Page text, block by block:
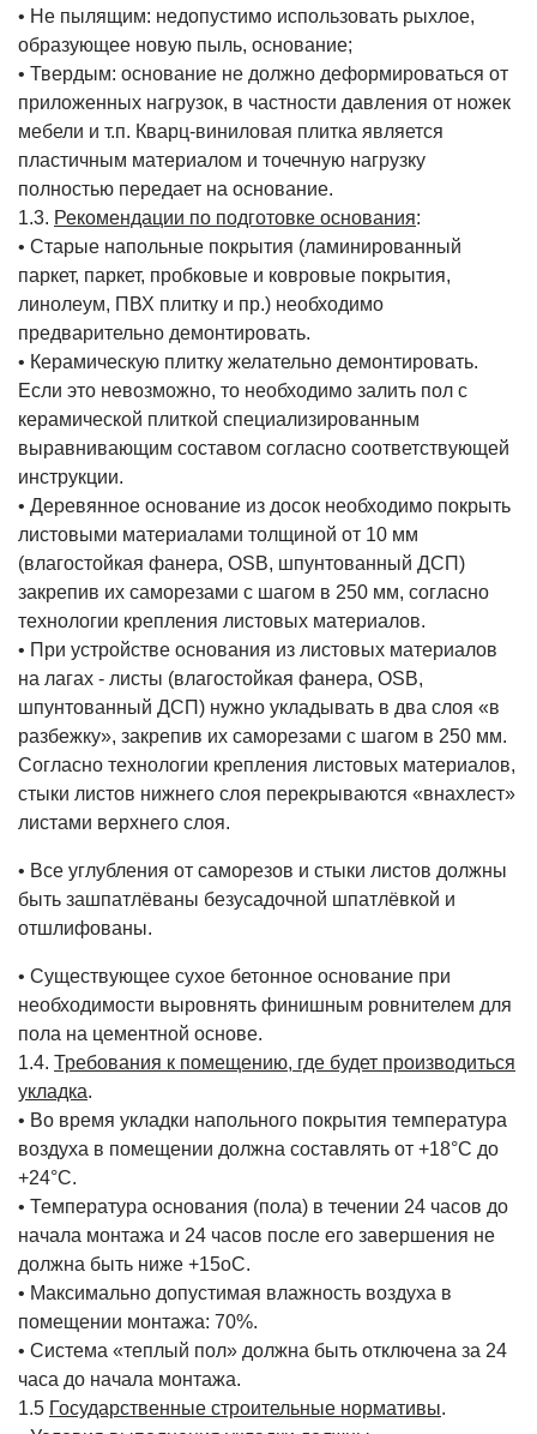
• Не пылящим: недопустимо использовать рыхлое,
образующее новую пыль, основание;
• Твердым: основание не должно деформироваться от
приложенных нагрузок, в частности давления от ножек
мебели и т.п. Кварц-виниловая плитка является
пластичным материалом и точечную нагрузку
полностью передает на основание.
1.3. Рекомендации по подготовке основания:
• Старые напольные покрытия (ламинированный
паркет, паркет, пробковые и ковровые покрытия,
линолеум, ПВХ плитку и пр.) необходимо
предварительно демонтировать.
• Керамическую плитку желательно демонтировать.
Если это невозможно, то необходимо залить пол с
керамической плиткой специализированным
выравнивающим составом согласно соответствующей
инструкции.
• Деревянное основание из досок необходимо покрыть
листовыми материалами толщиной от 10 мм
(влагостойкая фанера, OSB, шпунтованный ДСП)
закрепив их саморезами с шагом в 250 мм, согласно
технологии крепления листовых материалов.
• При устройстве основания из листовых материалов
на лагах - листы (влагостойкая фанера, OSB,
шпунтованный ДСП) нужно укладывать в два слоя «в
разбежку», закрепив их саморезами с шагом в 250 мм.
Согласно технологии крепления листовых материалов,
стыки листов нижнего слоя перекрываются «внахлест»
листами верхнего слоя.
• Все углубления от саморезов и стыки листов должны
быть зашпатлёваны безусадочной шпатлёвкой и
отшлифованы.
• Существующее сухое бетонное основание при
необходимости выровнять финишным ровнителем для
пола на цементной основе.
1.4. Требования к помещению, где будет производиться
укладка.
• Во время укладки напольного покрытия температура
воздуха в помещении должна составлять от +18°С до
+24°С.
• Температура основания (пола) в течении 24 часов до
начала монтажа и 24 часов после его завершения не
должна быть ниже +15оС.
• Максимально допустимая влажность воздуха в
помещении монтажа: 70%.
• Система «теплый пол» должна быть отключена за 24
часа до начала монтажа.
1.5 Государственные строительные нормативы.